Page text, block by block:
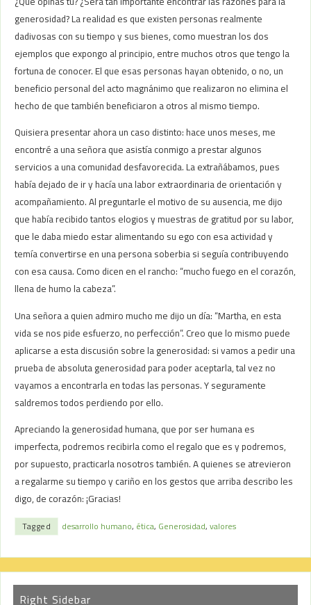
generosidad? La realidad es que existen personas realmente
dadivosas con su tiempo y sus bienes, como muestran los dos
ejemplos que expongo al principio, entre muchos otros que tengo la
fortuna de conocer. El que esas personas hayan obtenido, o no, un
beneficio personal del acto magnánimo que realizaron no elimina el
hecho de que también beneficiaron a otros al mismo tiempo.
Quisiera presentar ahora un caso distinto: hace unos meses, me
encontré a una señora que asistía conmigo a prestar algunos
servicios a una comunidad desfavorecida. La extrañábamos, pues
había dejado de ir y hacía una labor extraordinaria de orientación y
acompañamiento. Al preguntarle el motivo de su ausencia, me dijo
que había recibido tantos elogios y muestras de gratitud por su labor,
que le daba miedo estar alimentando su ego con esa actividad y
temía convertirse en una persona soberbia si seguía contribuyendo
con esa causa. Como dicen en el rancho: “mucho fuego en el corazón,
llena de humo la cabeza”.
Una señora a quien admiro mucho me dijo un día: “Martha, en esta
vida se nos pide esfuerzo, no perfección”. Creo que lo mismo puede
aplicarse a esta discusión sobre la generosidad: si vamos a pedir una
prueba de absoluta generosidad para poder aceptarla, tal vez no
vayamos a encontrarla en todas las personas. Y seguramente
saldremos todos perdiendo por ello.
Apreciando la generosidad humana, que por ser humana es
imperfecta, podremos recibirla como el regalo que es y podremos,
por supuesto, practicarla nosotros también. A quienes se atrevieron
a regalarme su tiempo y cariño en los gestos que arriba describo les
digo, de corazón: ¡Gracias!
Tagged desarrollo humano, ética, Generosidad,valores
Right Sidebar